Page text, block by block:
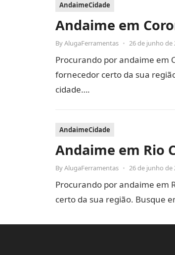
AndaimeCidade
Andaime em
ByAlugaFerramentas • 26 de junho de
Procurando por andaime em
fornecedor certo da sua
cidade….
AndaimeCidade
Andaime em Rio
ByAlugaFerramentas • 26 de junho de
Procurando por andaime em
certo da sua região. Busque